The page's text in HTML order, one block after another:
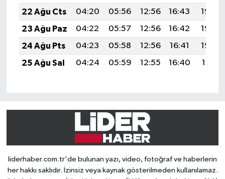
22 Ağu Cts
04:20 05:56 12:56 16:43
19:46
23 Ağu Paz
04:22 05:57 12:56 16:42
19:45
24 Ağu Pts
04:23 05:58 12:56 16:41
19:43
25 Ağu Sal
04:24 05:59 12:55 16:40 19:41
liderhaber.com.tr'de bulunan yazı, video, fotoğraf ve haberlerin
her hakkı saklıdır. İzinsiz veya kaynak gösterilmeden kullanılamaz.